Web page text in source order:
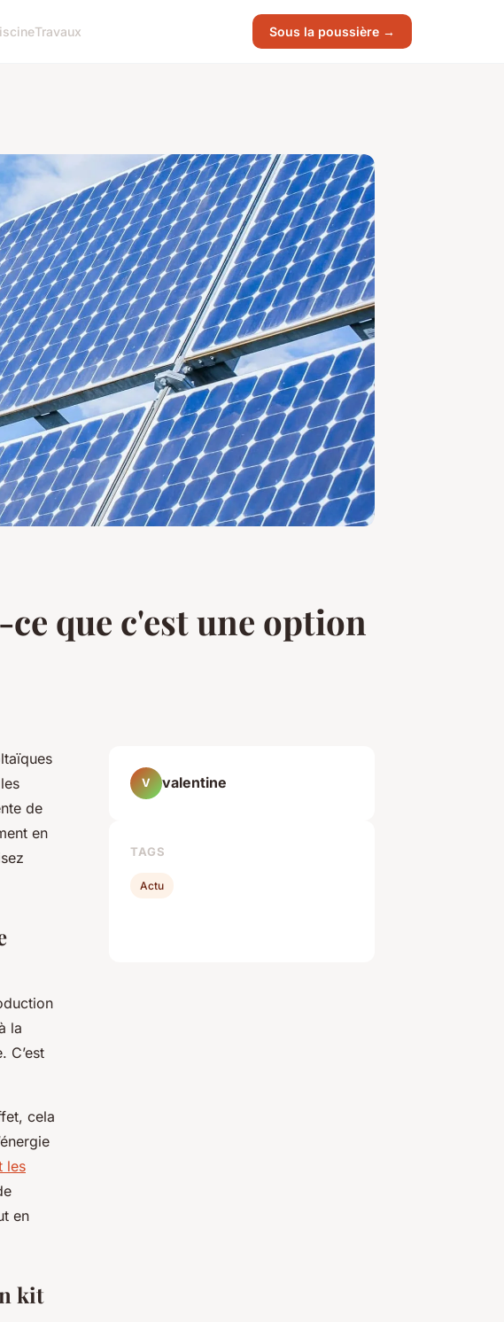
Travaux Sous la poussière →
que c'est une option
de
en
la
C’est
cela
les
en
kit
V valentine
TAGS
Actu